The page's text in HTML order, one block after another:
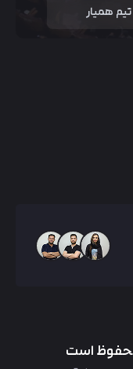
تیم همیار
است